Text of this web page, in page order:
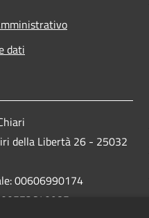
dati
della Libertà 26 - 25032
00606990174